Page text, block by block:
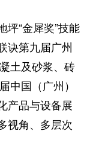
“金犀奖”技能
诀第九届广州
土及砂浆、砖
中国（广州）
产品与设备展
视角、多层次